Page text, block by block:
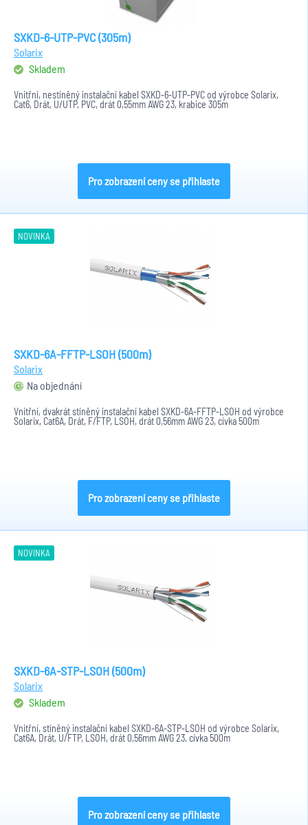
SXKD-6-UTP-PVC (305m)
Solarix
Skladem
Vnitřní, nestíněný instalační kabel SXKD-6-UTP-PVC od výrobce Solarix,
Cat6, Drát, U/UTP, PVC, drát 0,55mm AWG 23, krabice 305m
Pro zobrazení ceny se přihlaste
NOVINKA
SXKD-6A-FFTP-LSOH (500m)
Solarix
Na objednání
Vnitřní, dvakrát stíněný instalační kabel SXKD-6A-FFTP-LSOH od výrobce
Solarix, Cat6A, Drát, F/FTP, LSOH, drát 0,56mm AWG 23, cívka 500m
Pro zobrazení ceny se přihlaste
NOVINKA
SXKD-6A-STP-LSOH (500m)
Solarix
Skladem
Vnitřní, stíněný instalační kabel SXKD-6A-STP-LSOH od výrobce Solarix,
Cat6A, Drát, U/FTP, LSOH, drát 0,56mm AWG 23, cívka 500m
Pro zobrazení ceny se přihlaste